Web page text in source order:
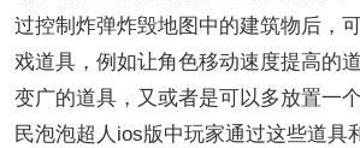
过控制炸弹炸毁地图中的建筑物后，
戏道具，例如让角色移动速度提高的
变广的道具，又或者是可以多放置一
民泡泡超人ios版中玩家通过这些道具